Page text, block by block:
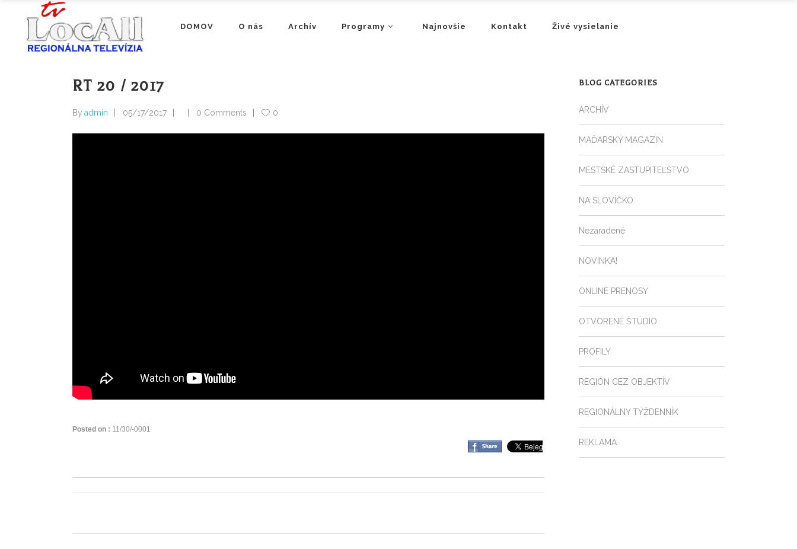
DOMOV O nás Archív Programy Najnovšie Kontakt Živé vysielanie
RT 20 / 2017
By admin 05/17/2017 0 Comments 0
Posted on : 11/30/-0001
BLOG CATEGORIES
ARCHÍV
MAĎARSKÝ MAGAZIN
MESTSKÉ ZASTUPITEĽSTVO
NA SLOVÍČKO
Nezaradené
NOVINKA!
ONLINE PRENOSY
OTVORENÉ ŠTÚDIO
PROFILY
REGIÓN CEZ OBJEKTÍV
REGIONÁLNY TÝŽDENNÍK
REKLAMA